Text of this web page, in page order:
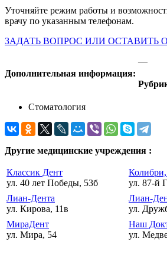
Уточняйте режим работы и
врачу по указанным телефонам.
ЗАДАТЬ ВОПРОС ИЛИ ОСТАВИТЬ
Дополнительная информация:
—
Стоматология
Другие медицинские учреждения :
Классик Дент
ул. 40 лет Победы, 53б
Колибри,
ул. 87-й
Лиан-Дента
ул. Кирова, 11в
Лиан-
ул.
МираДент
ул. Мира, 54
Наш
ул.